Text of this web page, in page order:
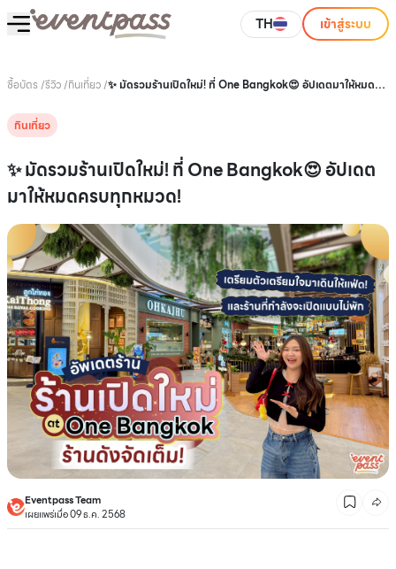
TH เข้าสู่ระบบ
ซื้อบัตร /รีวิว/กินเที่ยว/✨ มัดรวมร้านเปิดใหม่! ที่ One Bangkok😍 อัปเดตมาให้หมด
กินเที่ยว
✨ มัดรวมร้านเปิดใหม่! ที่ One Bangkok😍 อัปเดต
มาให้หมดครบทุกหมวด!
Eventpass Team
เผยแพร่เมื่อ 09 ธ.ค. 2568